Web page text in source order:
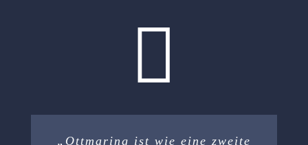
„Ottmaring ist wie eine zweite